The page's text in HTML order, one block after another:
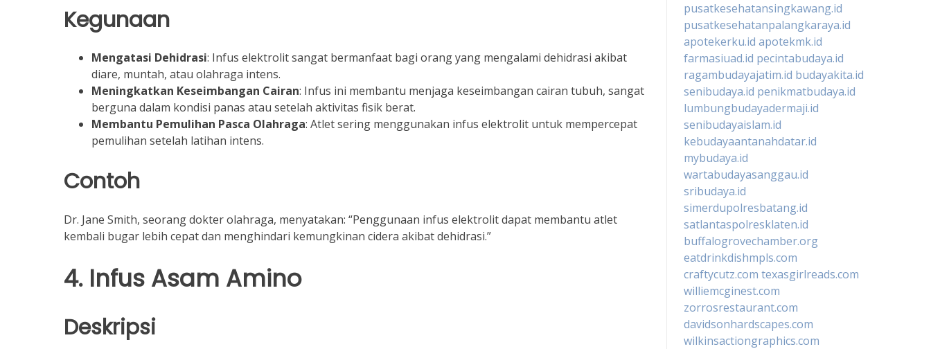
Kegunaan
Mengatasi Dehidrasi: Infus elektrolit sangat bermanfaat bagi orang yang mengalami dehidrasi akibat
diare, muntah, atau olahraga intens.
Meningkatkan Keseimbangan Cairan: Infus ini membantu menjaga keseimbangan cairan tubuh, sangat
berguna dalam kondisi panas atau setelah aktivitas fisik berat.
Membantu Pemulihan Pasca Olahraga: Atlet sering menggunakan infus elektrolit untuk mempercepat
pemulihan setelah latihan intens.
Contoh
Dr. Jane Smith, seorang dokter olahraga, menyatakan: “Penggunaan infus elektrolit dapat membantu atlet
kembali bugar lebih cepat dan menghindari kemungkinan cidera akibat dehidrasi.”
4. Infus Asam Amino
Deskripsi
pusatkesehatansingkawang.id
pusatkesehatanpalangkaraya.id
apotekerku.id apotekmk.id
farmasiuad.id pecintabudaya.id
ragambudayajatim.id budayakita.id
senibudaya.id penikmatbudaya.id
lumbungbudayadermaji.id
senibudayaislam.id
kebudayaantanahdatar.id
mybudaya.id
wartabudayasanggau.id
sribudaya.id
simerdupolresbatang.id
satlantaspolresklaten.id
buffalogrovechamber.org
eatdrinkdishmpls.com
craftycutz.com texasgirlreads.com
williemcginest.com
zorrosrestaurant.com
davidsonhardscapes.com
wilkinsactiongraphics.com